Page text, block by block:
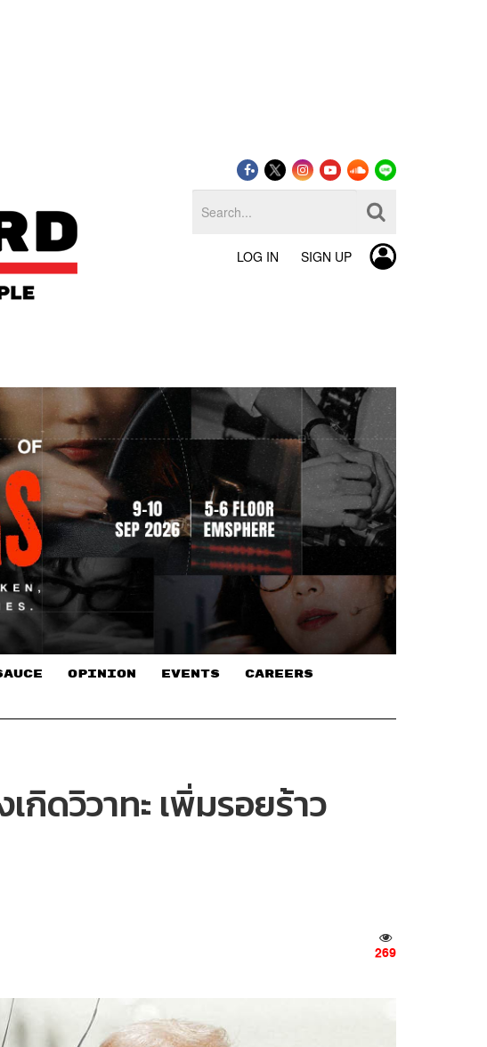
LOG IN SIGN UP
OPINION EVENTS CAREERS
ดวิวาทะ เพิ่มรอยร้าว
269